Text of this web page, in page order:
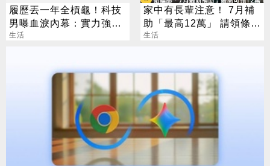
履歷丟一年全槓龜！科技
男曝血淚內幕：實力強也
沒用
生活
家中有長輩注意！ 7月補
助「最高12萬」 請領條
件、方法一次看
生活